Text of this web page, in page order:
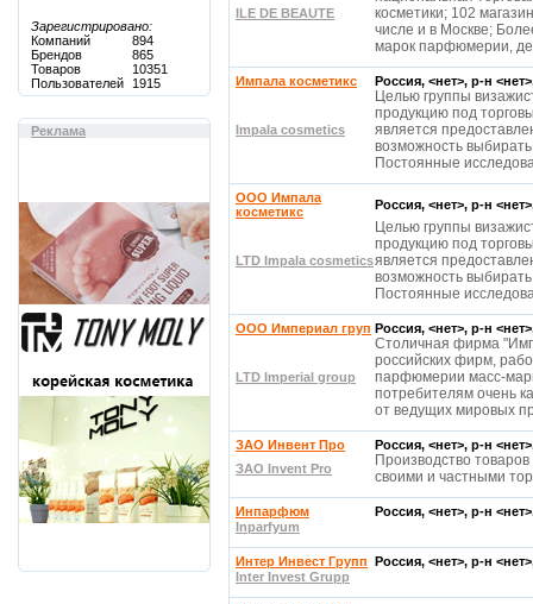
Зарегистрировано:
Компаний
894
Брендов
865
Товаров
10351
Пользователей
1915
Реклама
ILE DE BEAUTE
косметики; 102
числе и в Москве;
марок парфюмерии,
Импала косметикс Россия, <нет>, р-н
Impala cosmetics
Целью группы
продукцию под
является
возможность
Постоянные
OOO Импала
косметикс
Россия, <нет>, р-н
LTD Impala cosmetics
Целью группы
продукцию под
является
возможность
Постоянные
ООО Империал груп Россия, <нет>, р-н
LTD Imperial group
Столичная фирма
российских фирм,
парфюмерии масс-
потребителям очень
от ведущих мировых
ЗАО Инвент Про
Россия, <нет>, р-н
ЗАО Invent Pro
Производство
своими и частными
Инпарфюм
Россия, <нет>, р-н
Inparfyum
Интер Инвест Групп Россия, <нет>, р-н
Inter Invest Grupp